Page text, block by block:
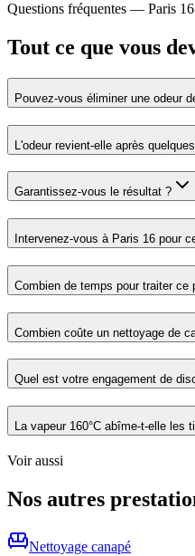
Questions fréquentes — Paris 16
Tout ce que vous
Pouvez-vous éliminer une odeur
L'odeur revient-elle après
Garantissez-vous le résultat ?
Intervenez-vous à Paris 16 pour
Combien de temps pour traiter ce
Combien coûte un nettoyage de
Quel est votre engagement de
La vapeur 160°C abîme-t-elle les
Voir aussi
Nos autres
Nettoyage canapé